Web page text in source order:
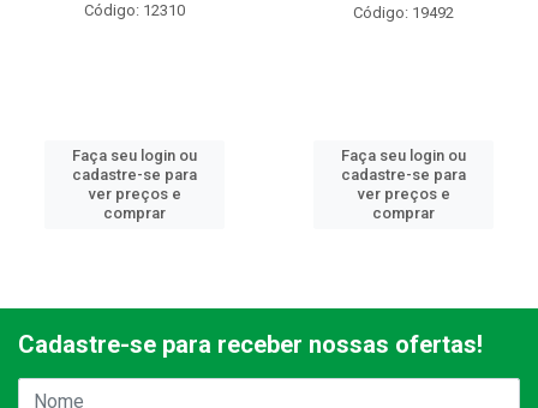
Código: 12310
Faça seu login ou
cadastre-se para
ver preços e
comprar
Código: 19492
Faça seu login ou
cadastre-se para
ver preços e
comprar
Cadastre-se para receber nossas ofertas!